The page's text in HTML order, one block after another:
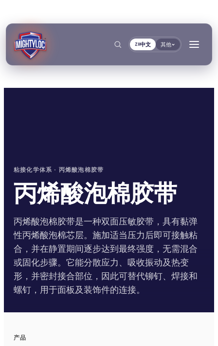
ZH中文 其他
→
粘接与固化
Krystal 2000 UV胶
Krystal 3000 UV胶
Krystal 4000
浏览更多→
密封与锁紧
Taftflex 6292 聚氨酯密封胶
TaftGrip MS聚合物
Taftlock 22
浏览更多→
AFT 1080GF
建筑与制造加工
金属加工
DIY
标识标牌
木工
客车与卡车制造
船舶与游艇
交通运输
金属螺纹装配件
TDS资料库 按系列
安全数据表 按需提供
基材选择器
固化时间指南
使用温度指南
合规性
RoHS声明
粘接化学体系 · 丙烯酸泡棉胶带
丙烯酸泡棉胶带
丙烯酸泡棉胶带是一种双面压敏胶带，具有黏弹
性丙烯酸泡棉芯层。施加适当压力后即可接触粘
合，并在静置期间逐步达到最终强度，无需混合
或固化步骤。它能分散应力、吸收振动及热变
形，并密封接合部位，因此可替代铆钉、焊接和
螺钉，用于面板及装饰件的连接。
产品